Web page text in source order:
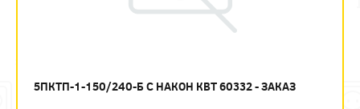
5ПКТП-1-150/240-Б С НАКОН КВТ 60332 - ЗАКАЗ